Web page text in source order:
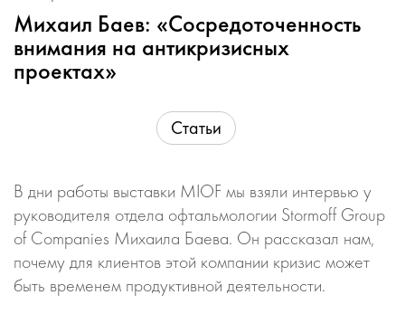
Михаил Баев: «Сосредоточенность
внимания на антикризисных
проектах»
Статьи
В дни работы выставки MIOF мы взяли интервью у
руководителя отдела офтальмологии Stormoff Group
of Companies Михаила Баева. Он рассказал нам,
почему для клиентов этой компании кризис может
быть временем продуктивной деятельности.